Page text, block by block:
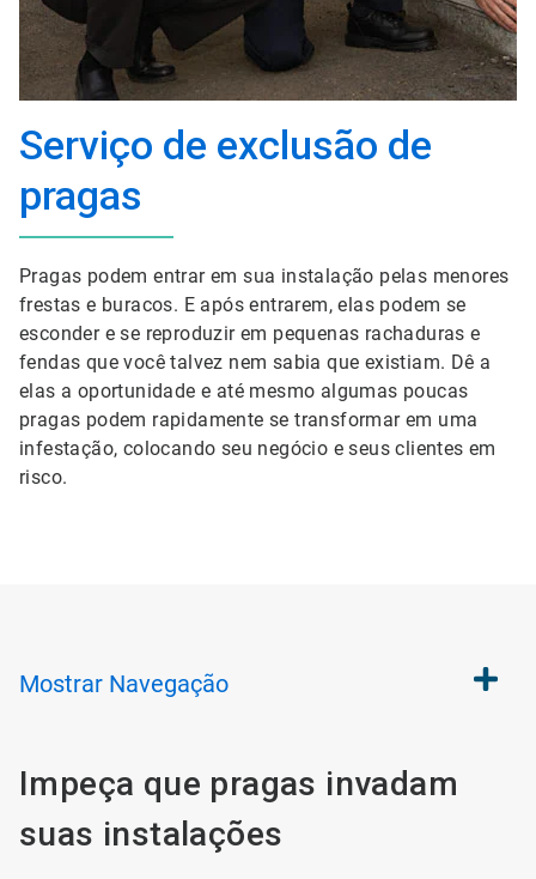
Serviço de exclusão de
pragas
Pragas podem entrar em sua instalação pelas menores
frestas e buracos. E após entrarem, elas podem se
esconder e se reproduzir em pequenas rachaduras e
fendas que você talvez nem sabia que existiam. Dê a
elas a oportunidade e até mesmo algumas poucas
pragas podem rapidamente se transformar em uma
infestação, colocando seu negócio e seus clientes em
risco.
Mostrar Navegação
Impeça que pragas invadam
suas instalações